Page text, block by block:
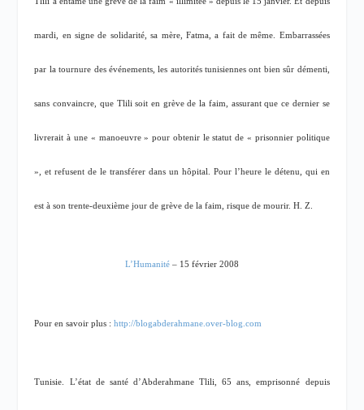
mardi, en signe de solidarité, sa mère, Fatma, a fait de même. Embarrassées
par la tournure des événements, les autorités tunisiennes ont bien sûr démenti,
sans convaincre, que Tlili soit en grève de la faim, assurant que ce dernier se
livrerait à une « manoeuvre » pour obtenir le statut de « prisonnier politique
», et refusent de le transférer dans un hôpital. Pour l’heure le détenu, qui en
est à son trente-deuxième jour de grève de la faim, risque de mourir. H. Z.
L’Humanité – 15 février 2008
Pour en savoir plus :http://blogabderahmane.over-blog.com
Tunisie. L’état de santé d’Abderahmane Tlili, 65 ans, emprisonné depuis